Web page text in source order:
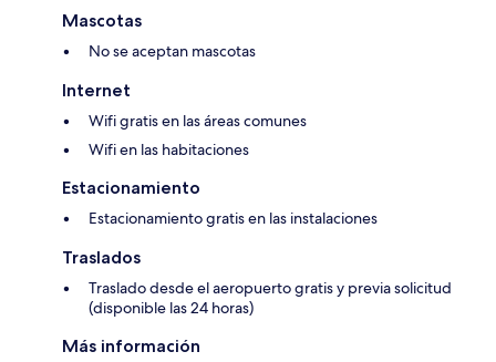
Mascotas
No se aceptan mascotas
Internet
Wifi gratis en las áreas comunes
Wifi en las habitaciones
Estacionamiento
Estacionamiento gratis en las instalaciones
Traslados
Traslado desde el aeropuerto gratis y previa solicitud
(disponible las 24 horas)
Más información